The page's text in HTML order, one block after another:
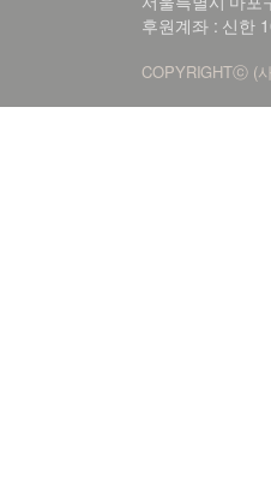
후원계좌 : 신한
COPYRIGHTⓒ (